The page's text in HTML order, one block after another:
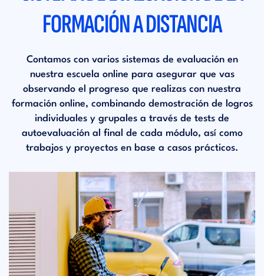
FORMACIÓN A DISTANCIA
Contamos con varios sistemas de evaluación en
nuestra escuela online para asegurar que vas
observando el progreso que realizas con nuestra
formación online, combinando demostración de logros
individuales y grupales a través de tests de
autoevaluación al final de cada módulo, así como
trabajos y proyectos en base a casos prácticos.